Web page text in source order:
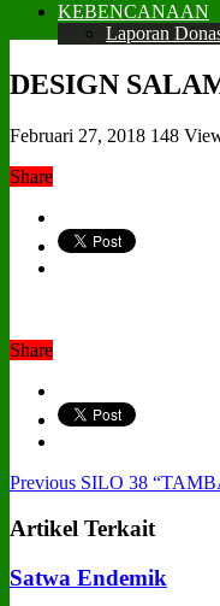
KEBENCANAAN
Laporan
DESIGN
Februari 27, 2018 148
Share
Share
Previous SILO 38
Artikel Terkait
Satwa Endemik